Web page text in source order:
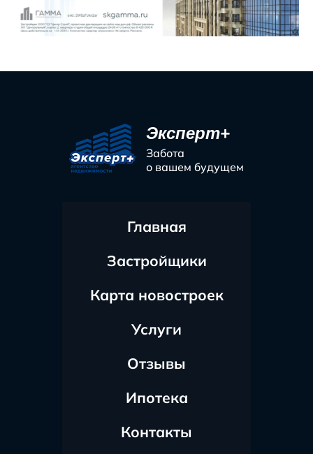
Эксперт+
Забота
о вашем будущем
Главная
Застройщики
Карта новостроек
Услуги
Отзывы
Ипотека
Контакты